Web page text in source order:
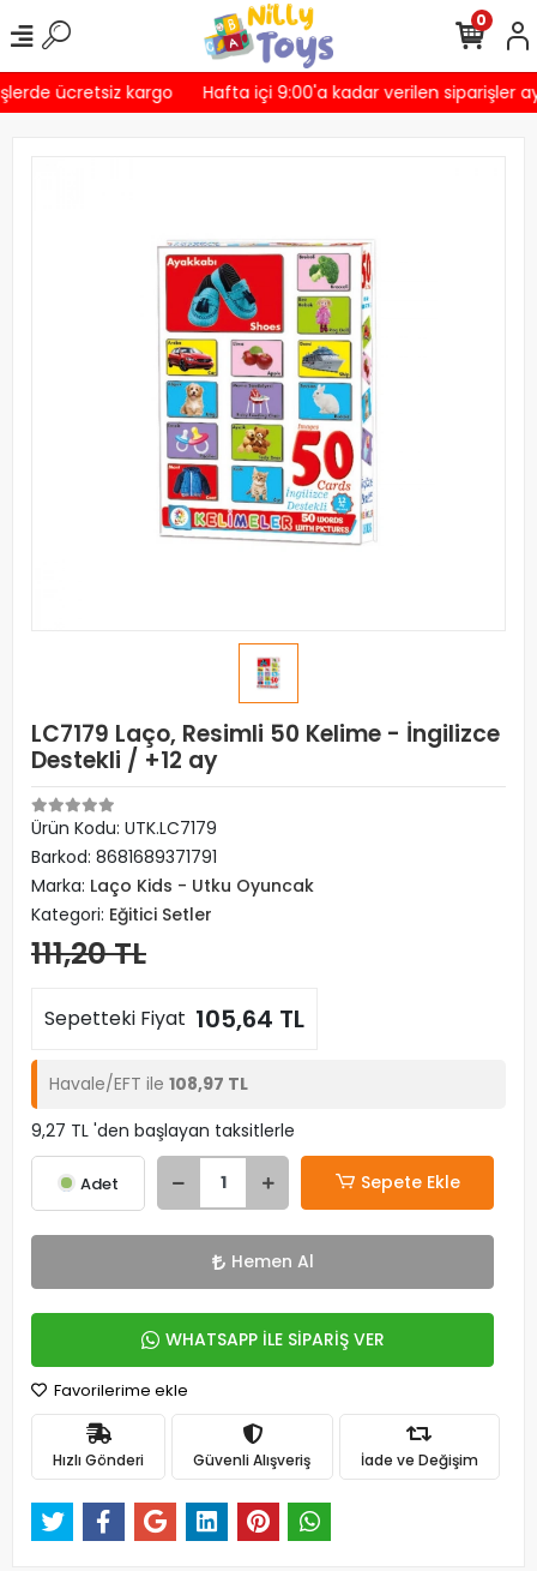
ücretsiz kargo Hafta içi 9:00'a kadar verilen siparişler
0
LC7179 Laço, Resimli 50 Kelime - İngilizce
Destekli / +12 ay
Ürün Kodu: UTK.LC7179
Barkod: 8681689371791
Marka: Laço Kids - Utku Oyuncak
Kategori: Eğitici Setler
111,20 TL
Sepetteki Fiyat 105,64 TL
Havale/EFT ile 108,97 TL
9,27 TL 'den başlayan taksitlerle
Adet Sepete Ekle
Hemen Al
WHATSAPP İLE SİPARİŞ VER
Favorilerime ekle
Hızlı Gönderi Güvenli Alışveriş İade ve Değişim